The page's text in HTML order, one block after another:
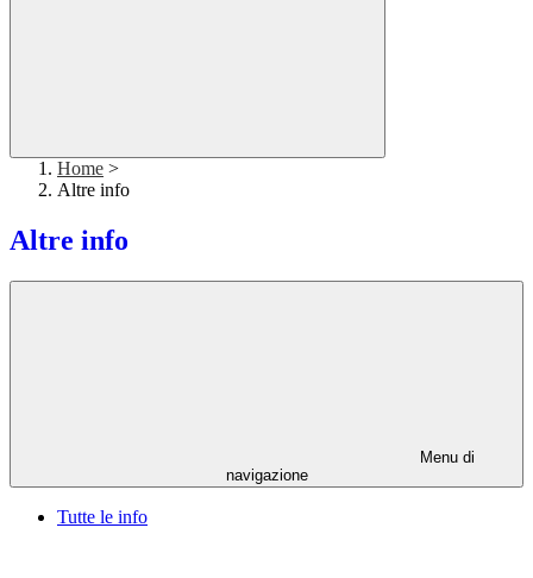
Home >
Altre info
Altre info
Menu di
navigazione
Tutte le info